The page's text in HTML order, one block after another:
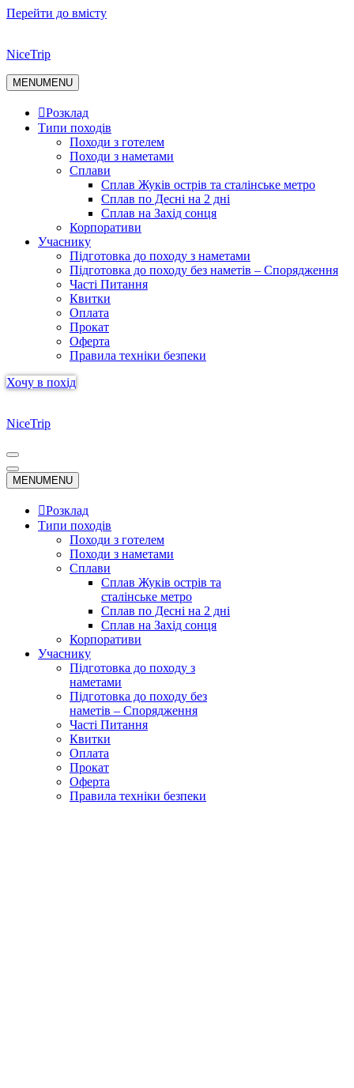
Перейти до вмісту
NiceTrip
MENUMENU
Розклад
Типи походів
Походи з готелем
Походи з наметами
Сплави
Сплав Жуків острів та сталінське метро
Сплав по Десні на 2 дні
Сплав на Захід сонця
Корпоративи
Учаснику
Підготовка до походу з наметами
Підготовка до походу без наметів – Спорядження
Часті Питання
Квитки
Оплата
Прокат
Оферта
Правила техніки безпеки
Хочу в похід
NiceTrip
Меню
навігації
Меню
навігації
MENUMENU
Розклад
Типи походів
Походи з готелем
Походи з наметами
Сплави
Сплав Жуків острів та
сталінське метро
Сплав по Десні на 2 дні
Сплав на Захід сонця
Корпоративи
Учаснику
Підготовка до походу з
наметами
Підготовка до походу без
наметів – Спорядження
Часті Питання
Квитки
Оплата
Прокат
Оферта
Правила техніки безпеки